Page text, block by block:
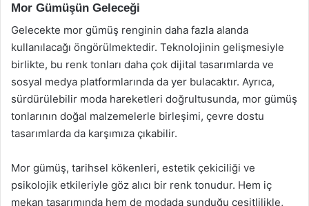
Mor Gümüşün Geleceği
Gelecekte mor gümüş renginin daha fazla alanda
kullanılacağı öngörülmektedir. Teknolojinin gelişmesiyle
birlikte, bu renk tonları daha çok dijital tasarımlarda ve
sosyal medya platformlarında da yer bulacaktır. Ayrıca,
sürdürülebilir moda hareketleri doğrultusunda, mor gümüş
tonlarının doğal malzemelerle birleşimi, çevre dostu
tasarımlarda da karşımıza çıkabilir.
Mor gümüş, tarihsel kökenleri, estetik çekiciliği ve
psikolojik etkileriyle göz alıcı bir renk tonudur. Hem iç
mekan tasarımında hem de modada sunduğu çeşitlilikle,